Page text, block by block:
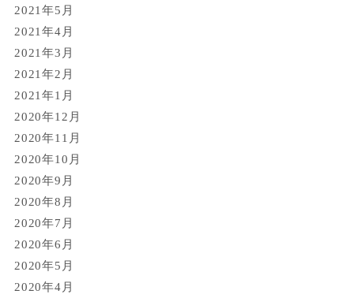
2021年5月
2021年4月
2021年3月
2021年2月
2021年1月
2020年12月
2020年11月
2020年10月
2020年9月
2020年8月
2020年7月
2020年6月
2020年5月
2020年4月